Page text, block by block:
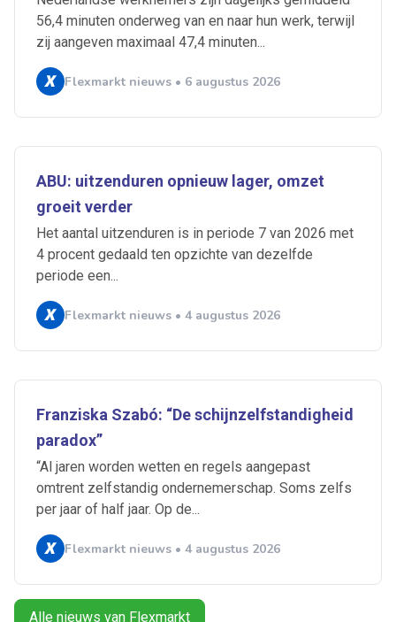
56,4 minuten onderweg van en naar hun werk, terwijl
zij aangeven maximaal 47,4 minuten...
Flexmarkt nieuws • 6 augustus 2026
ABU: uitzenduren opnieuw lager, omzet
groeit verder
Het aantal uitzenduren is in periode 7 van 2026 met
4 procent gedaald ten opzichte van dezelfde
periode een...
Flexmarkt nieuws • 4 augustus 2026
Franziska Szabó: “De schijnzelfstandigheid
paradox”
“Al jaren worden wetten en regels aangepast
omtrent zelfstandig ondernemerschap. Soms zelfs
per jaar of half jaar. Op de...
Flexmarkt nieuws • 4 augustus 2026
Alle nieuws van Flexmarkt
Ontvang vacatures direct in
je mailbox
Alerts ontvangen
Artikelen zoeken
Alles Ingezonden ABU
Bureau Cicero
Doorzaam
Flexmarkt Flexnieuws
Normering Arbeid